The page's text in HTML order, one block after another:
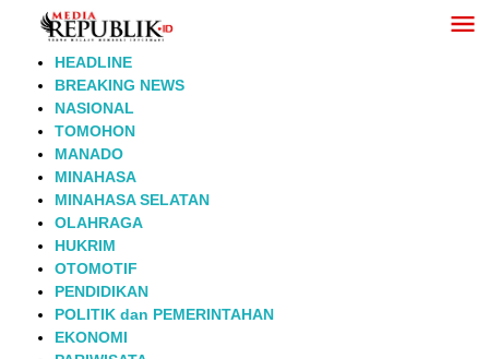
Lewati
HEADLINE
BREAKING NEWS
NASIONAL
TOMOHON
MANADO
MINAHASA
MINAHASA SELATAN
OLAHRAGA
HUKRIM
OTOMOTIF
PENDIDIKAN
POLITIK dan PEMERINTAHAN
EKONOMI